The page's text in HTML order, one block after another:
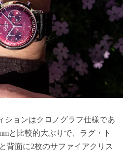
ョンはクロノグラフ仕様であ
と比較的大ぶりで、ラグ・ト
背面に2枚のサファイアクリス